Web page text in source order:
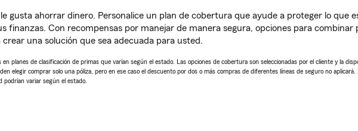
gusta ahorrar dinero. Personalice un plan de cobertura que ayude a proteger lo que
finanzas. Con recompensas por manejar de manera segura, opciones para
crear una solución que sea adecuada para usted.
en planes de clasificación de primas que varían según el estado. Las opciones de cobertura son seleccionadas por el cliente y la
elegir comprar solo una póliza, pero en ese caso el descuento por dos o más compras de diferentes líneas de seguro no
podrían variar según el estado.